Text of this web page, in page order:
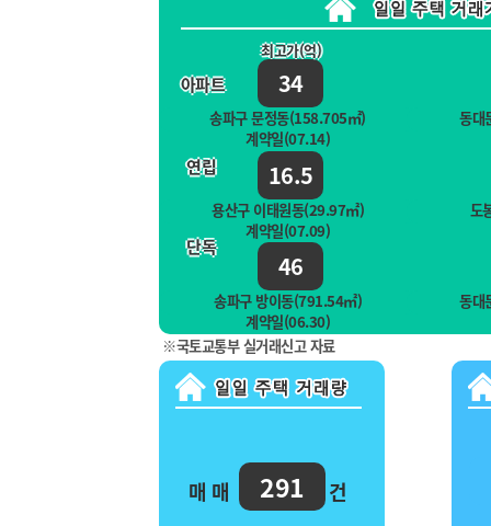
최고가(억)
아파트 34
송파구 문정동(158.705㎡)
계약일(07.14)
동대
연립 16.5
용산구 이태원동(29.97㎡)
계약일(07.09)
도
단독
46
송파구 방이동(791.54㎡)
계약일(06.30)
동대
※국토교통부 실거래신고 자료
매 매 건
291